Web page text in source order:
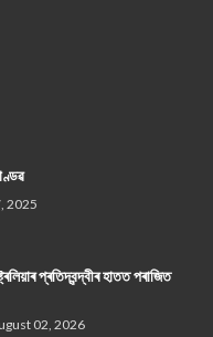
2025
প্ৰতিদ্বন্দ্বীৰ হাতত পৰাজিত
02, 2026